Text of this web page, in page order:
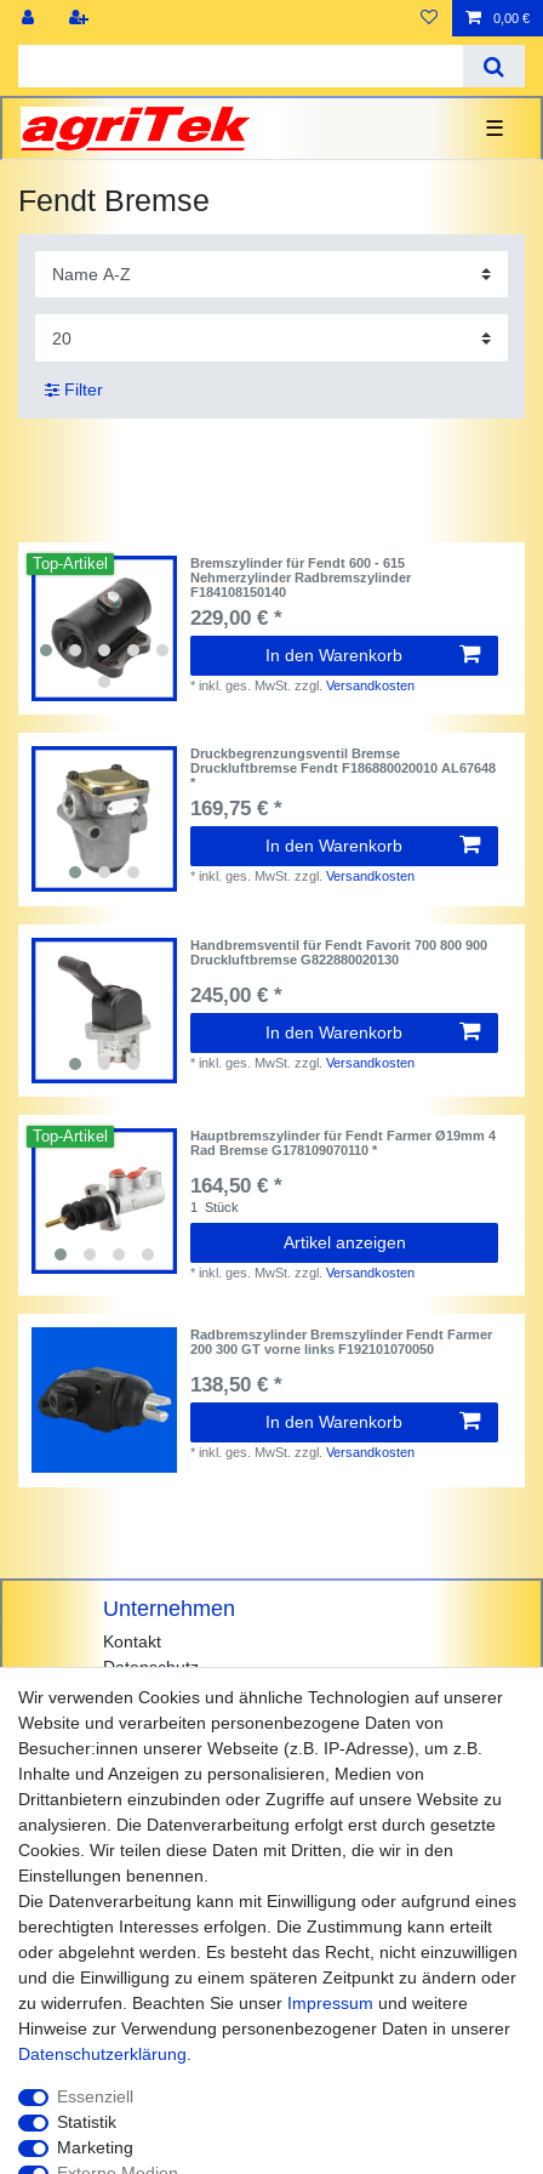
0,00 €
☰
Fendt Bremse
Filter
Top-Artikel
Bremszylinder für Fendt 600 - 615
Nehmerzylinder Radbremszylinder
F184108150140
229,00 € *
In den Warenkorb
*inkl. ges. MwSt. zzgl.Versandkosten
Druckbegrenzungsventil Bremse
Druckluftbremse Fendt F186880020010 AL67648
*
169,75 € *
In den Warenkorb
*inkl. ges. MwSt. zzgl.Versandkosten
Handbremsventil für Fendt Favorit 700 800 900
Druckluftbremse G822880020130
245,00 € *
In den Warenkorb
*inkl. ges. MwSt. zzgl.Versandkosten
Top-Artikel
Hauptbremszylinder für Fendt Farmer Ø19mm 4
Rad Bremse G178109070110 *
164,50 € *
1 Stück
Artikel anzeigen
*inkl. ges. MwSt. zzgl.Versandkosten
Radbremszylinder Bremszylinder Fendt Farmer
200 300 GT vorne links F192101070050
138,50 € *
In den Warenkorb
*inkl. ges. MwSt. zzgl.Versandkosten
Unternehmen
Kontakt
Datenschutz
AGB
Impressum
Einkaufen
Zahlungsarten
Versandarten & -kosten
Widerrufsrecht
Warenkorb
Zur Kasse
Hilfe
Wir verwenden Cookies und ähnliche Technologien auf unserer
Website und verarbeiten personenbezogene Daten von
Besucher:innen unserer Webseite (z.B. IP-Adresse), um z.B.
Inhalte und Anzeigen zu personalisieren, Medien von
Drittanbietern einzubinden oder Zugriffe auf unsere Website zu
analysieren. Die Datenverarbeitung erfolgt erst durch gesetzte
Cookies. Wir teilen diese Daten mit Dritten, die wir in den
Einstellungen benennen.
Die Datenverarbeitung kann mit Einwilligung oder aufgrund eines
berechtigten Interesses erfolgen. Die Zustimmung kann erteilt
oder abgelehnt werden. Es besteht das Recht, nicht einzuwilligen
und die Einwilligung zu einem späteren Zeitpunkt zu ändern oder
zu widerrufen. Beachten Sie unser Impressum und weitere
Hinweise zur Verwendung personenbezogener Daten in unserer
Daten­schutz­erklärung
Essenziell
Statistik
Marketing